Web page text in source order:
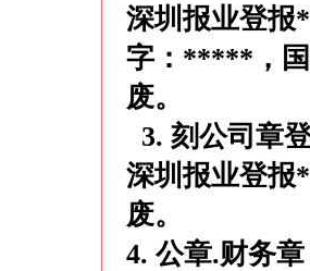
深圳报业登报
字：*****，
废。
3. 刻公司章
深圳报业登报
废。
4. 公章.财务